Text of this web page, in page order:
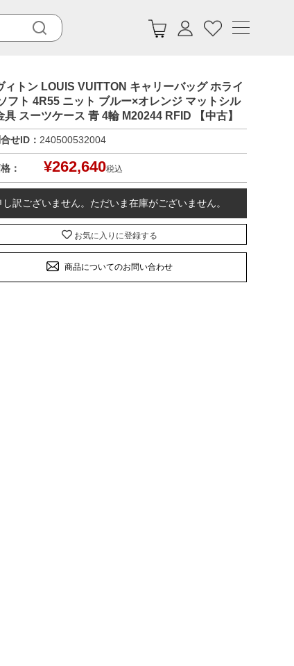
ィトン LOUIS VUITTON キャリーバッグ ホライ
フト 4R55 ニット ブルー×オレンジ マットシル
具 スーツケース 青 4輪 M20244 RFID 【中古】
せID： 240500532004
： ¥262,640税込
し訳ございません。ただいま在庫がございません。
お気に入りに登録する
商品についてのお問い合わせ